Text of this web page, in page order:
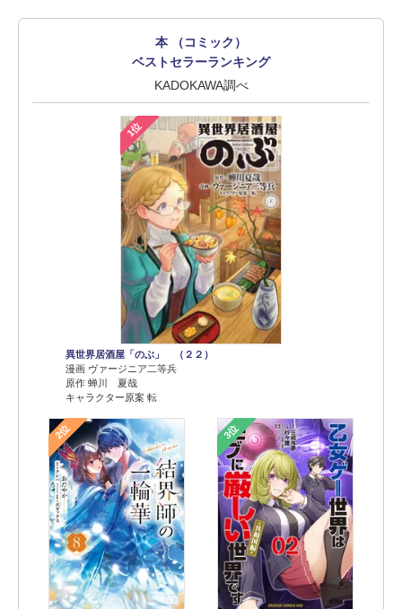
本 （コミック）
ベストセラーランキング
KADOKAWA調べ
1位
異世界居酒屋「のぶ」 （２２）
漫画 ヴァージニア二等兵
原作 蝉川 夏哉
キャラクター原案 転
2位 3位